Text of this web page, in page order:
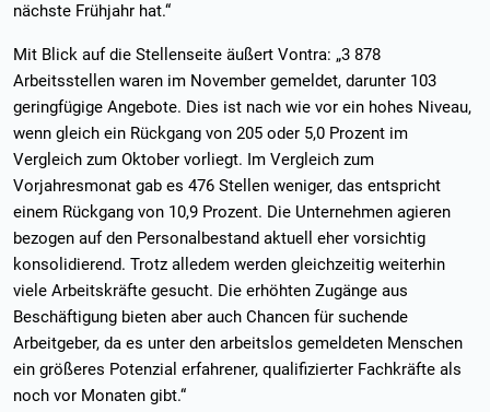
nächste Frühjahr hat.“
Mit Blick auf die Stellenseite äußert Vontra: „3 878
Arbeitsstellen waren im November gemeldet, darunter 103
geringfügige Angebote. Dies ist nach wie vor ein hohes Niveau,
wenn gleich ein Rückgang von 205 oder 5,0 Prozent im
Vergleich zum Oktober vorliegt. Im Vergleich zum
Vorjahresmonat gab es 476 Stellen weniger, das entspricht
einem Rückgang von 10,9 Prozent. Die Unternehmen agieren
bezogen auf den Personalbestand aktuell eher vorsichtig
konsolidierend. Trotz alledem werden gleichzeitig weiterhin
viele Arbeitskräfte gesucht. Die erhöhten Zugänge aus
Beschäftigung bieten aber auch Chancen für suchende
Arbeitgeber, da es unter den arbeitslos gemeldeten Menschen
ein größeres Potenzial erfahrener, qualifizierter Fachkräfte als
noch vor Monaten gibt.“